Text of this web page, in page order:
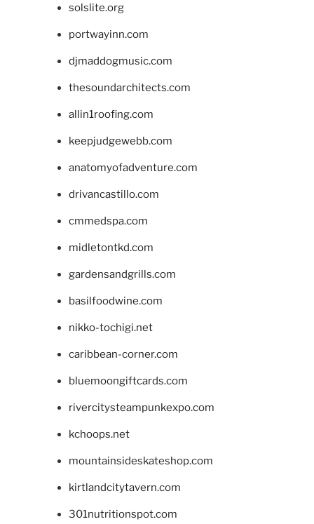
solslite.org
portwayinn.com
djmaddogmusic.com
thesoundarchitects.com
allin1roofing.com
keepjudgewebb.com
anatomyofadventure.com
drivancastillo.com
cmmedspa.com
midletontkd.com
gardensandgrills.com
basilfoodwine.com
nikko-tochigi.net
caribbean-corner.com
bluemoongiftcards.com
rivercitysteampunkexpo.com
kchoops.net
mountainsideskateshop.com
kirtlandcitytavern.com
301nutritionspot.com